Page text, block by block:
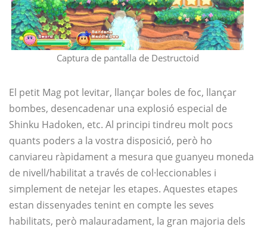
Captura de pantalla de Destructoid
El petit Mag pot levitar, llançar boles de foc, llançar
bombes, desencadenar una explosió especial de
Shinku Hadoken, etc. Al principi tindreu molt pocs
quants poders a la vostra disposició, però ho
canviareu ràpidament a mesura que guanyeu moneda
de nivell/habilitat a través de col·leccionables i
simplement de netejar les etapes. Aquestes etapes
estan dissenyades tenint en compte les seves
habilitats, però malauradament, la gran majoria dels